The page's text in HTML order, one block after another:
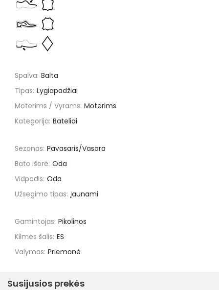
Spalva: Balta
Tipas: Lygiapadžiai
Moterims / Vyrams: Moterims
Kategorija: Bateliai
Sezonas: Pavasaris/Vasara
Bato išorė: Oda
Vidpadis: Oda
Užsegimo tipas: Įaunami
Gamintojas: Pikolinos
Kilmės šalis: ES
Valymas: Priemonė
Susijusios prekės